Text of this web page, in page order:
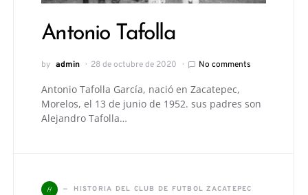
Antonio Tafolla
by admin 28 de octubre de 2020 No comments
Antonio Tafolla García, nació en Zacatepec,
Morelos, el 13 de junio de 1952. sus padres son
Alejandro Tafolla…
H HISTORIA DEL CLUB DE FUTBOL ZACATEPEC